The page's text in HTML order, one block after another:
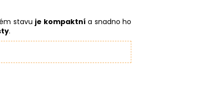
stavu je kompaktní a snadno ho
.